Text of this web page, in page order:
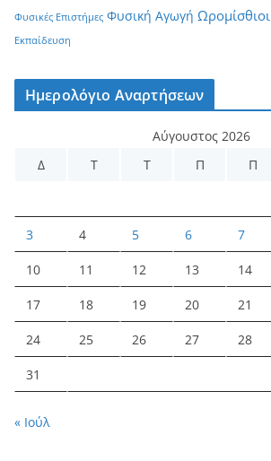
Φυσικές Επιστήμες Φυσική Αγωγή Ωρομίσθιοι
Εκπαίδευση
Ημερολόγιο Αναρτήσεων
Αύγουστος 2026
Δ
Τ Τ Π Π
3 4 5 6 7
10 11 12 13 14
17 18 19 20 21
24 25 26 27 28
31
« Ιούλ